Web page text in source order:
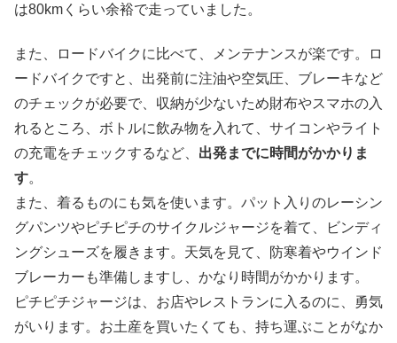
は80kmくらい余裕で走っていました。
また、ロードバイクに比べて、メンテナンスが楽です。ロ
ードバイクですと、出発前に注油や空気圧、ブレーキなど
のチェックが必要で、収納が少ないため財布やスマホの入
れるところ、ボトルに飲み物を入れて、サイコンやライト
の充電をチェックするなど、 出発までに時間がかかりま
す。
また、着るものにも気を使います。パット入りのレーシン
グパンツやピチピチのサイクルジャージを着て、ビンディ
ングシューズを履きます。天気を見て、防寒着やウインド
ブレーカーも準備しますし、かなり時間がかかります。
ピチピチジャージは、お店やレストランに入るのに、勇気
がいります。お土産を買いたくても、持ち運ぶことがなか